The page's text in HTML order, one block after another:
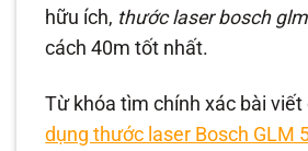
hữu ích, thước laser bosch
cách 40m tốt nhất.
Từ khóa tìm chính xác bài viết
dụng thước laser Bosch GLM